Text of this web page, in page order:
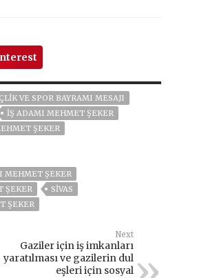
VE SPOR BAYRAMI MESAJI
IŞ ADAMI MEHMET ŞEKER
ŞEKER
MEHMET ŞEKER
ŞEKER
SIVAS
ŞEKER
Next
Gaziler için iş imkanları
yaratılması ve gazilerin dul
eşleri için sosyal